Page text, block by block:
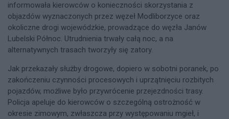
informowała kierowców o konieczności skorzystania z
objazdów wyznaczonych przez węzeł Modliborzyce oraz
okoliczne drogi wojewódzkie, prowadzące do węzła Janów
Lubelski Północ. Utrudnienia trwały całą noc, a na
alternatywnych trasach tworzyły się zatory.​
Jak przekazały służby drogowe, dopiero w sobotni poranek, po
zakończeniu czynności procesowych i uprzątnięciu rozbitych
pojazdów, możliwe było przywrócenie przejezdności trasy.
Policja apeluje do kierowców o szczególną ostrożność w
okresie zimowym, zwłaszcza przy występowaniu mgieł, i